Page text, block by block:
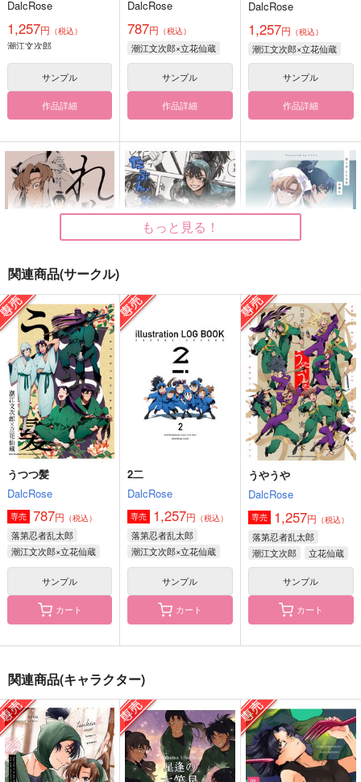
DalcRose
1,257円 （税込）
潮江文次郎
サンプル
作品詳細
DalcRose
787円 （税込）
潮江文次郎×立花仙蔵
サンプル
作品詳細
DalcRose
1,257円 （税込）
潮江文次郎×立花仙蔵
サンプル
作品詳細
れんれんと
GOOD LOCATION
1,007円（税込）
食満留三郎×善法寺伊作
サンプル
作品詳細
たぶん、そういうお約
束。2
酩酊動物園
円（税込）
食満留三郎
サンプル
ぼくのこころをお前に
イチヨシ
1,572円 （税込）
食満留三郎×善法寺伊作
サンプル
作品詳細
ぬも不運
1,415 円（税込）
食満留三郎×善法寺伊作
サンプル
しののめ
1,100
潮江文次郎×善法寺伊作
サンプル
495円（税込）
善法寺伊作
サンプル
もっと見る！
関連商品(サークル)
うつつ髪
DalcRose
専売 787円 （税込）
落第忍者乱太郎
潮江文次郎×立花仙蔵
サンプル
カート
2二
DalcRose
専売 1,257円 （税込）
落第忍者乱太郎
潮江文次郎×立花仙蔵
サンプル
カート
うやうや
DalcRose
専売 1,257円 （税込）
落第忍者乱太郎
潮江文次郎
立花仙蔵
サンプル
カート
関連商品(キャラクター)